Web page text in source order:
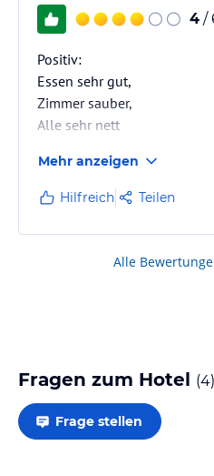
4 /
Positiv:
Essen sehr gut,
Zimmer sauber,
Alle sehr nett
Negativ:
Schwimmen erst ab 9 Uhr,
Renovierungsbedürftig,
Leider kann man nicht
Mehr anzeigen
Hilfreich Teilen
Alle
Fragen zum Hotel (4)
Frage stellen